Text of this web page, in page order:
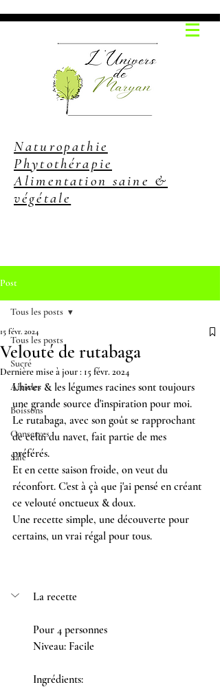
Naturopathie
Phytothérapie
Alimentation saine &
végétale
Post
Tous les posts
Sucré
Articles
Boissons
Conserves
Salé
Tous les posts
Velouté de rutabaga
15 févr. 2024
Dernière mise à jour : 15 févr. 2024
L'hiver & les légumes racines sont toujours
une grande source d'inspiration pour moi.
Le rutabaga, avec son goût se rapprochant
de celui du navet, fait partie de mes
préférés.
Et en cette saison froide, on veut du
réconfort. C'est à çà que j'ai pensé en créant
ce velouté onctueux & doux.
Une recette simple, une découverte pour
certains, un vrai régal pour tous.
La recette
Pour 4 personnes
Niveau: Facile
Ingrédients: